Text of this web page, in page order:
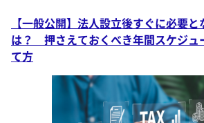
【一般公開】法人設立後すぐに必要
は？ 押さえておくべき年間スケジュ
て方